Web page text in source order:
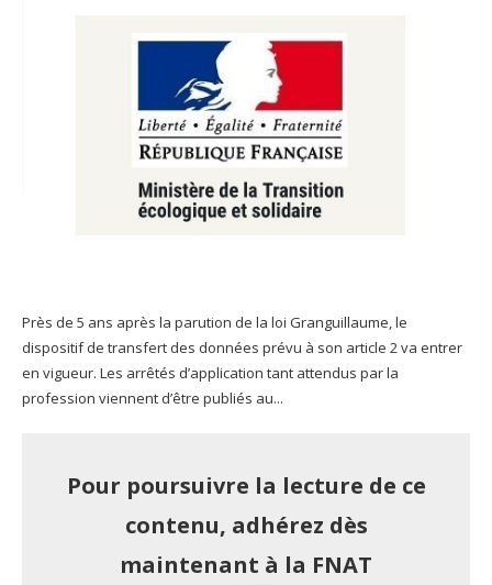
Près de 5 ans après la parution de la loi Granguillaume, le
dispositif de transfert des données prévu à son article 2 va entrer
en vigueur. Les arrêtés d’application tant attendus par la
profession viennent d’être publiés au...
Pour poursuivre la lecture de ce
contenu, adhérez dès
maintenant à la FNAT